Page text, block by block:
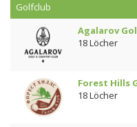
Golfclub
Agalarov
18 Löcher
Forest Hills
18 Löcher